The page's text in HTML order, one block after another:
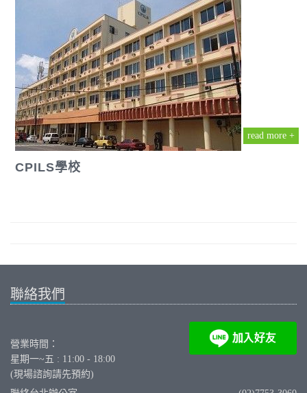
read more +
CPILS學校
聯絡我們
營業時間：
星期一~五 : 11:00 - 18:00
(現場諮詢請先預約)